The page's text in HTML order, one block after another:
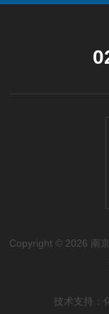
Copyright © 2026 南
技术支持：